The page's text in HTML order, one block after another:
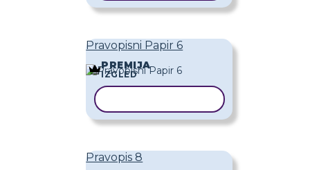
Pravopisni Papir 6
PREMIJA
IZGLED
Pravopis 8